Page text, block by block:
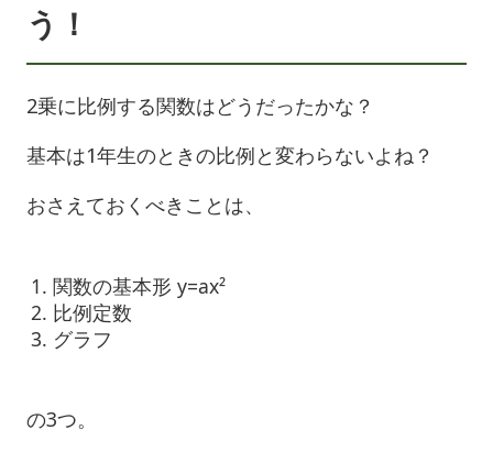
う！
2乗に比例する関数はどうだったかな？
基本は1年生のときの比例と変わらないよね？
おさえておくべきことは、
関数の基本形 y=ax²
比例定数
グラフ
の3つ。